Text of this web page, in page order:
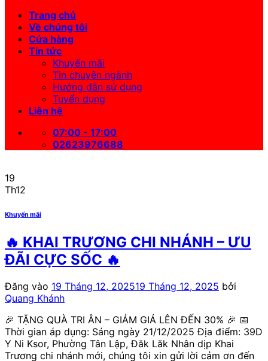
Trang chủ
Về chúng tôi
Cửa hàng
Tin tức
Khuyến mãi
Tin chuyên ngành
Hướng dẫn sử dụng
Tuyển dụng
Liên hệ
07:00 - 17:00
02623976688
19
Th12
Khuyến mãi
🔥 KHAI TRƯƠNG CHI NHÁNH – ƯU
ĐÃI CỰC SỐC 🔥
Đăng vào 19 Tháng 12, 202519 Tháng 12, 2025 bởi
Quang Khánh
🎉 TẶNG QUÀ TRI ÂN – GIẢM GIÁ LÊN ĐẾN 30% 🎉 📅
Thời gian áp dụng: Sáng ngày 21/12/2025 Địa điểm: 39D
Y Ni Ksor, Phường Tân Lập, Đăk Lăk Nhân dịp Khai
Trương chi nhánh mới, chúng tôi xin gửi lời cảm ơn đến